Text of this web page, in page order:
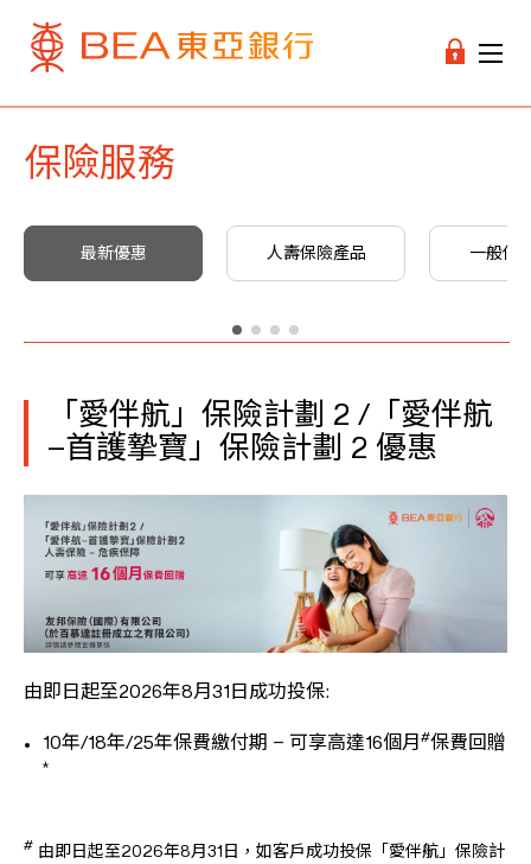
保險服務
最新優惠 人壽保險產品 一般保
「愛伴航」保險計劃 2 /「愛伴航
–首護摯寶」保險計劃 2 優惠
由即日起至2026年8月31日成功投保:
10年/18年/25年保費繳付期 – 可享高達16個月#保費回贈
*
# 由即日起至2026年8月31日，如客戶成功投保「愛伴航」保險計